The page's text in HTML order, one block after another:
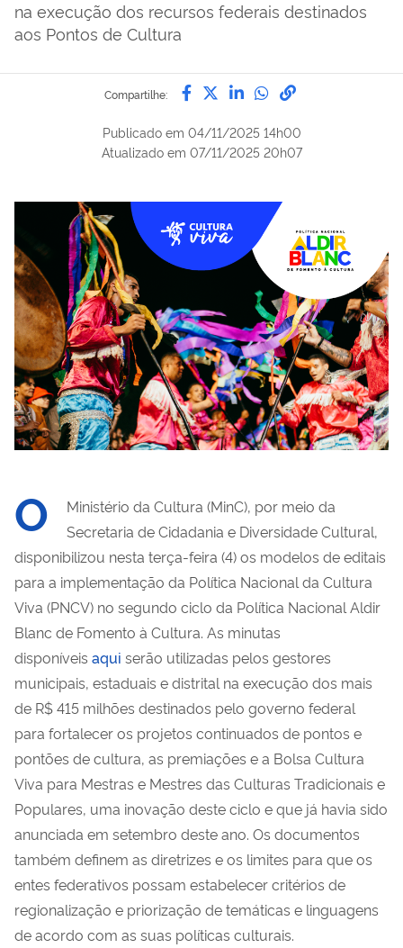
na execução dos recursos federais destinados
aos Pontos de Cultura
Compartilhe: Compartilhe por Facebook
Compartilhe por Twitter
Compartilhe por
Compartilhe
link para
Publicado em 04/11/2025 14h00
Atualizado em 07/11/2025 20h07
O
Ministério da Cultura (MinC), por meio da
Secretaria de Cidadania e Diversidade Cultural,
disponibilizou nesta terça-feira (4) os modelos de editais
para a implementação da Política Nacional da Cultura
Viva (PNCV) no segundo ciclo da Política Nacional Aldir
Blanc de Fomento à Cultura. As minutas
disponíveis aqui serão utilizadas pelos gestores
municipais, estaduais e distrital na execução dos mais
de R$ 415 milhões destinados pelo governo federal
para fortalecer os projetos continuados de pontos e
pontões de cultura, as premiações e a Bolsa Cultura
Viva para Mestras e Mestres das Culturas Tradicionais e
Populares, uma inovação deste ciclo e que já havia sido
anunciada em setembro deste ano. Os documentos
também definem as diretrizes e os limites para que os
entes federativos possam estabelecer critérios de
regionalização e priorização de temáticas e linguagens
de acordo com as suas políticas culturais.